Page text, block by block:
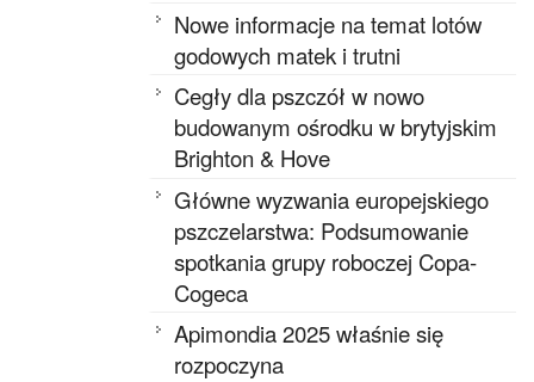
Nowe informacje na temat lotów
godowych matek i trutni
Cegły dla pszczół w nowo
budowanym ośrodku w brytyjskim
Brighton & Hove
Główne wyzwania europejskiego
pszczelarstwa: Podsumowanie
spotkania grupy roboczej Copa-
Cogeca
Apimondia 2025 właśnie się
rozpoczyna